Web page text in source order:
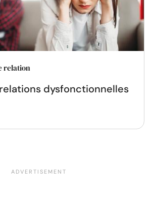
relation
dysfonctionnelles